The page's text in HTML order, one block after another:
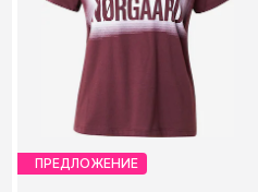
ПРЕДЛОЖЕНИЕ